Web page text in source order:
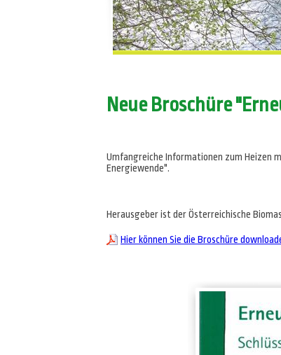
Neue Broschüre
Umfangreiche Informationen zum Heizen
Energiewende".
Herausgeber ist der Österreichische
Hier können Sie die Broschüre